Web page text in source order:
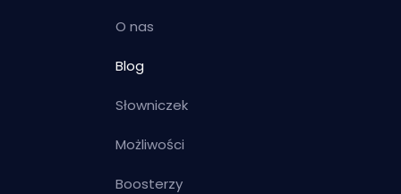
O nas
Blog
Słowniczek
Możliwości
Boosterzy